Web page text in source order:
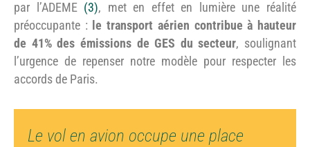
par l’ADEME (3), met en effet en lumière une réalité
préoccupante : le transport aérien contribue à hauteur
de 41% des émissions de GES du secteur, soulignant
l’urgence de repenser notre modèle pour respecter les
accords de Paris.
Le vol en avion occupe une place